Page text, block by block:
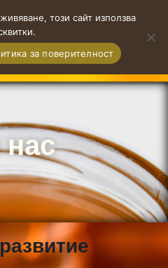
нас
този сайт използва
за поверителност